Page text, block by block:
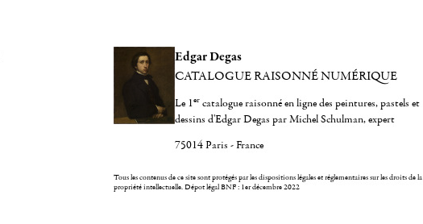
Edgar Degas
CATALOGUE RAISONNÉ NUMÉRIQUE
Le 1er catalogue raisonné en ligne des peintures, pastels et
dessins d'Edgar Degas par Michel Schulman, expert
75014 Paris - France
Tous les contenus de ce site sont protégés par les dispositions légales et réglementaires sur les droits de la
propriété intellectuelle.Dépot légal BNF : 1er décembre 2022